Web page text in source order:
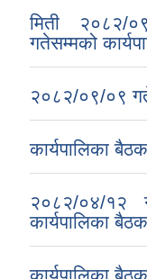
मिती २०८२/
गतेसम्मको
२०८२/०९/०९ गते
कार्यपालिका
२०८२/०४/१२
कार्यपालिका